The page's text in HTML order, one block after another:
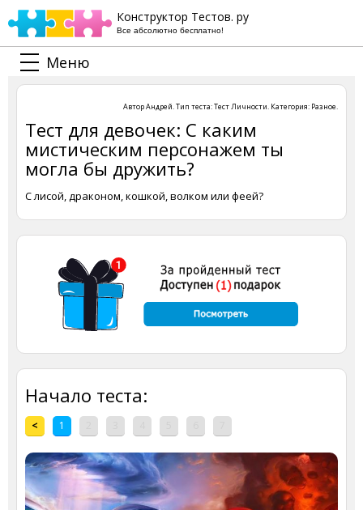
Конструктор Тестов. ру
Все абсолютно бесплатно!
Меню
АвторАндрей. Тип теста:Тест Личности. Категория: Разное.
Тест для девочек: С каким
мистическим персонажем ты
могла бы дружить?
С лисой, драконом, кошкой, волком или феей?
Начало теста:
< 1